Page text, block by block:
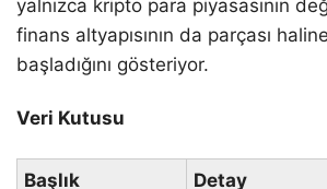
yalnızca kripto para piyasasının
finans altyapısının da parçası
başladığını gösteriyor.
Veri Kutusu
Başlık
Detay